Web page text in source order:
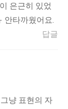
은근히 있었
안타까웠어요.
답글
냥 표현의 자